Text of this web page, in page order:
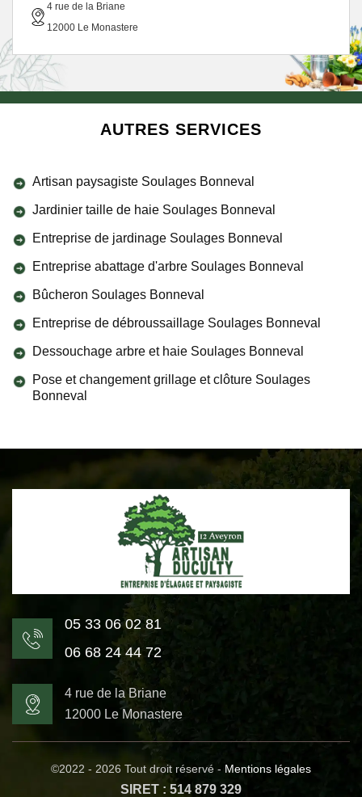
4 rue de la Briane
12000 Le Monastere
AUTRES SERVICES
Artisan paysagiste Soulages Bonneval
Jardinier taille de haie Soulages Bonneval
Entreprise de jardinage Soulages Bonneval
Entreprise abattage d'arbre Soulages Bonneval
Bûcheron Soulages Bonneval
Entreprise de débroussaillage Soulages Bonneval
Dessouchage arbre et haie Soulages Bonneval
Pose et changement grillage et clôture Soulages
Bonneval
05 33 06 02 81
06 68 24 44 72
4 rue de la Briane
12000 Le Monastere
©2022 - 2026 Tout droit réservé - Mentions légales
SIRET : 514 879 329